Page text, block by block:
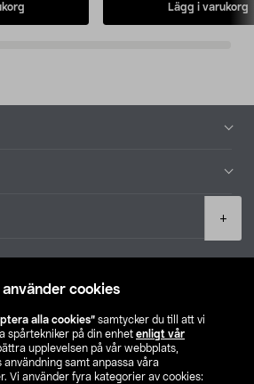
cookies
alla cookies” samtycker du till att vi
spårtekniker på din enhet enligt vår
upplevelsen på vår webbplats,
samt anpassa våra
Vi använder fyra kategorier av cookies:
+
Lägg i varukorg
Hitta butik